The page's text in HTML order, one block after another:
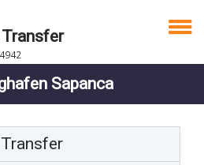
Sapanca